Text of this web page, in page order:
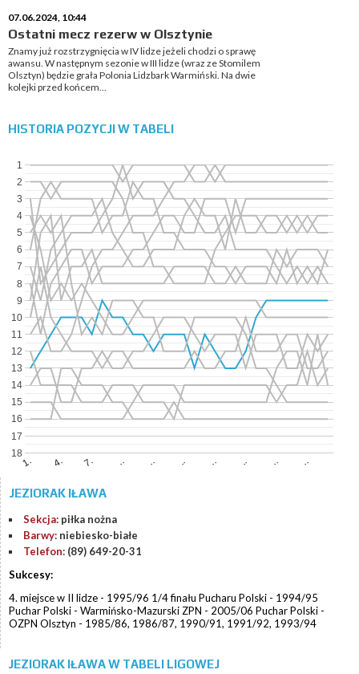
07.06.2024, 10:44
Ostatni mecz rezerw w Olsztynie
Znamy już rozstrzygnięcia w IV lidze jeżeli chodzi o sprawę
awansu. W następnym sezonie w III lidze (wraz ze Stomilem
Olsztyn) będzie grała Polonia Lidzbark Warmiński. Na dwie
kolejki przed końcem...
HISTORIA POZYCJI W TABELI
1. 4. 7. .. .. .. .. .. .. ..
1
2
3
4
5
6
7
8
9
10
11
12
13
14
15
16
17
18
JEZIORAK IŁAWA
Sekcja: piłka nożna
Barwy: niebiesko-białe
Telefon: (89) 649-20-31
Sukcesy:
4. miejsce w II lidze - 1995/96 1/4 finału Pucharu Polski - 1994/95
Puchar Polski - Warmińsko-Mazurski ZPN - 2005/06 Puchar Polski -
OZPN Olsztyn - 1985/86, 1986/87, 1990/91, 1991/92, 1993/94
JEZIORAK IŁAWA W TABELI LIGOWEJ